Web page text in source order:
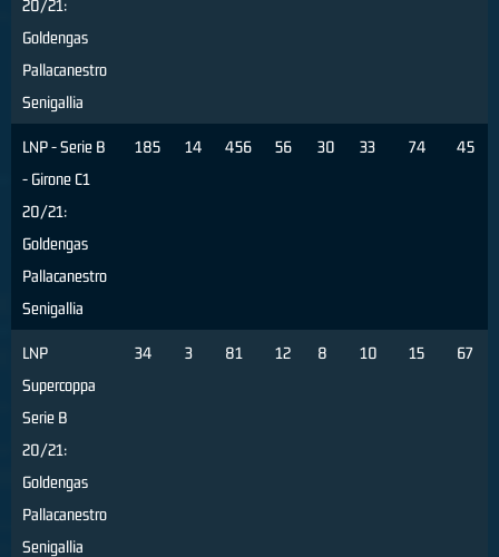
20/21:
Goldengas
Pallacanestro
Senigallia
LNP - Serie B
- Girone C1
20/21:
Goldengas
Pallacanestro
Senigallia
185 14 456 56 30 33 74 45
LNP
Supercoppa
Serie B
20/21:
Goldengas
Pallacanestro
Senigallia
34 3 81 12 8 10 15 67